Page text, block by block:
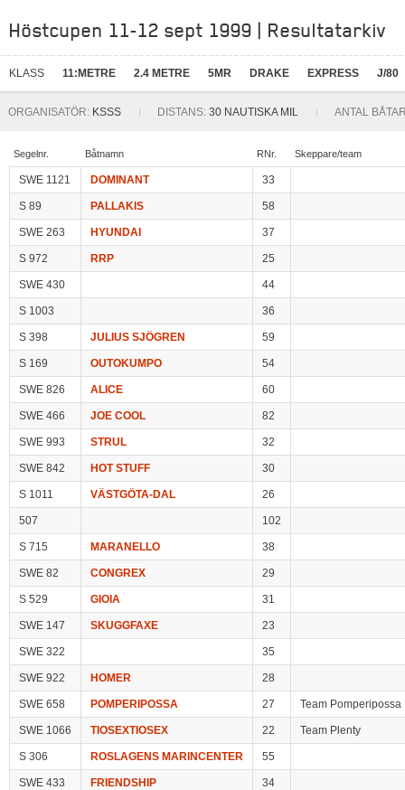
Höstcupen 11-12 sept 1999 | Resultatarkiv
KLASS 11:METRE 2.4 METRE 5MR DRAKE EXPRESS J/80
ORGANISATÖR: KSSS DISTANS: 30 NAUTISKA MIL ANTAL
Segelnr. Båtnamn RNr. Skeppare/team
SWE 1121 DOMINANT 33
S 89 PALLAKIS 58
SWE 263 HYUNDAI 37
S 972 RRP 25
SWE 430 44
S 1003 36
S 398 JULIUS SJÖGREN 59
S 169 OUTOKUMPO 54
SWE 826 ALICE 60
SWE 466 JOE COOL 82
SWE 993 STRUL 32
SWE 842 HOT STUFF 30
S 1011 VÄSTGÖTA-DAL 26
507 102
S 715 MARANELLO 38
SWE 82 CONGREX 29
S 529 GIOIA 31
SWE 147 SKUGGFAXE 23
SWE 322 35
SWE 922 HOMER 28
SWE 658 POMPERIPOSSA 27 Team Pomperipossa
SWE 1066 TIOSEXTIOSEX 22 Team Plenty
S 306 ROSLAGENS MARINCENTER 55
SWE 433 FRIENDSHIP 34